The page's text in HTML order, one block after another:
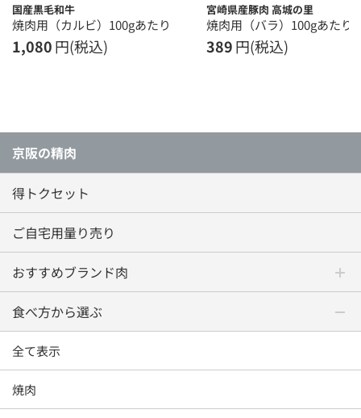
国産黒毛和牛
焼肉用（カルビ）100gあたり
1,080円(税込)
宮崎県産豚肉 高城の里
焼肉用（バラ）100gあたり
389円(税込)
京阪の精肉
得トクセット
ご自宅用量り売り
おすすめブランド肉
食べ方から選ぶ
全て表示
焼肉